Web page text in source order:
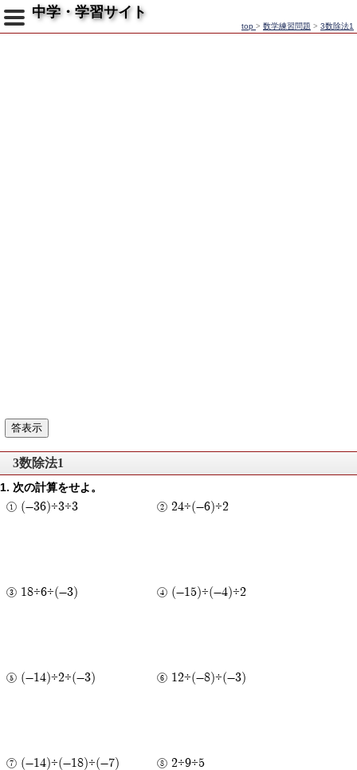
中学・学習サイト
top > 数学練習問題 > 3数除法1
3数除法1
次の計算をせよ。
(-36)÷3÷3 24÷(-6)÷2
18÷6÷(-3) (-15)÷(-4)÷2
(-14)÷2÷(-3) 12÷(-8)÷(-3)
(-14)÷(-18)÷(-7) 2÷9÷5